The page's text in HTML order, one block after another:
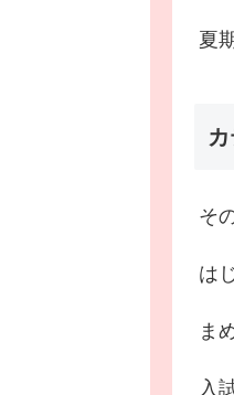
夏
そ
は
ま
入